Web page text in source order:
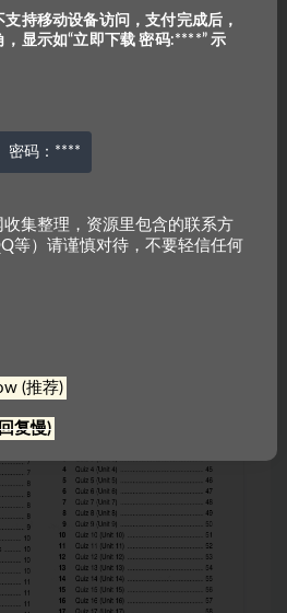
持移动设备访问，支付完成后，
，显示如“立即下载 密码:****” 示
密码： ****
集整理，资源里包含的联系方
等）请谨慎对待，不要轻信任何
(推荐)
复慢)